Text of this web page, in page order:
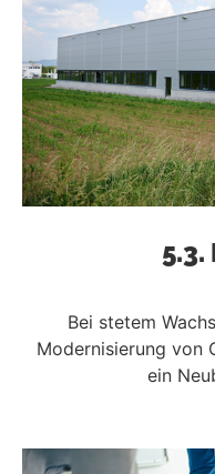
5.3.
Bei stetem
Modernisierung von
ein